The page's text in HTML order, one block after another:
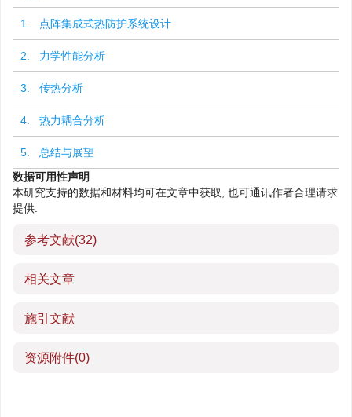
1. 点阵集成式热防护系统设计
2. 力学性能分析
3. 传热分析
4. 热力耦合分析
5. 总结与展望
数据可用性声明
本研究支持的数据和材料均可在文章中获取, 也可通讯作者合理请求
提供.
参考文献(32)
相关文章
施引文献
资源附件(0)